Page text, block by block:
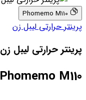
Phomemo M110
پرینتر حرارتی لیبل زن
پرینتر حرارتی لیبل زن Phomemo M110
Phomemo M110